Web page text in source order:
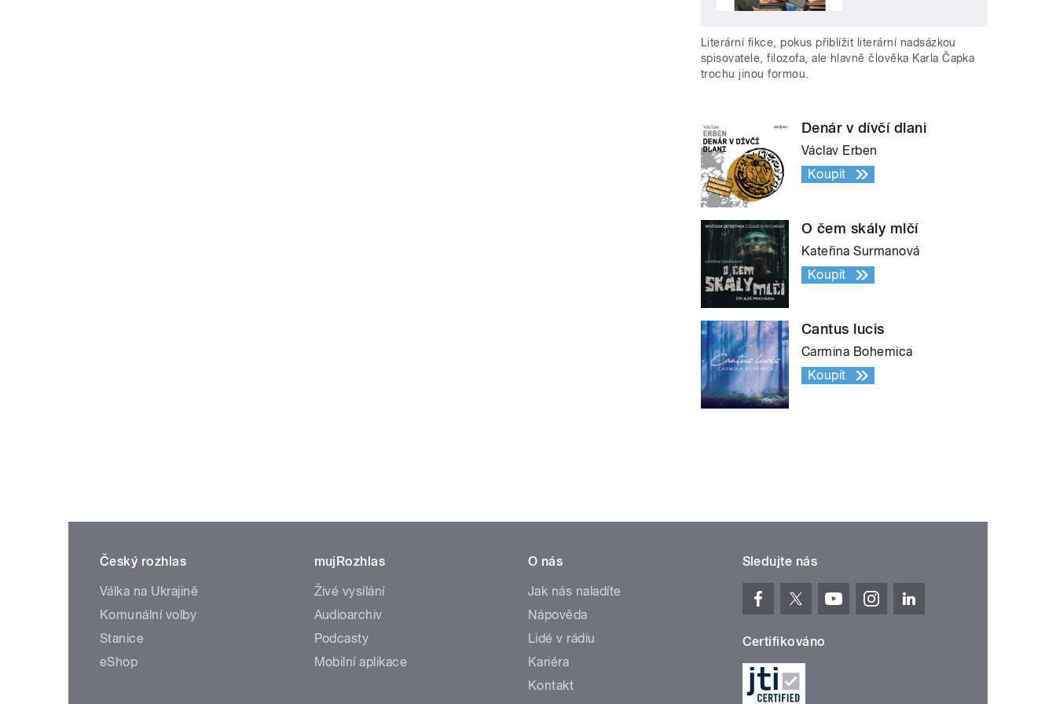
Literární fikce, pokus přiblížit literární nadsázkou
spisovatele, filozofa, ale hlavně člověka Karla Čapka
trochu jinou formou.
Denár v dívčí dlani
Václav Erben
Koupit
O čem skály mlčí
Kateřina Surmanová
Koupit
Cantus lucis
Carmina Bohemica
Koupit
Český rozhlas
Válka na Ukrajině
Komunální volby
Stanice
eShop
mujRozhlas
Živé vysílání
Audioarchiv
Podcasty
Mobilní aplikace
O nás
Jak nás naladíte
Nápověda
Lidé v rádiu
Kariéra
Kontakt
Sledujte nás
Certifikováno